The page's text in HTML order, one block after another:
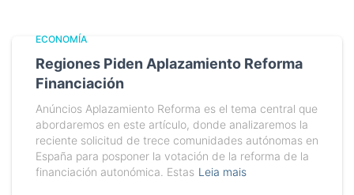
ECONOMÍA
Regiones Piden Aplazamiento Reforma
Financiación
Anúncios Aplazamiento Reforma es el tema central que
abordaremos en este artículo, donde analizaremos la
reciente solicitud de trece comunidades autónomas en
España para posponer la votación de la reforma de la
financiación autonómica. Estas Leia mais